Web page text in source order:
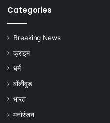
Categories
Breaking News
क्राइम
धर्म
बॉलीवुड
भारत
मनोरंजन